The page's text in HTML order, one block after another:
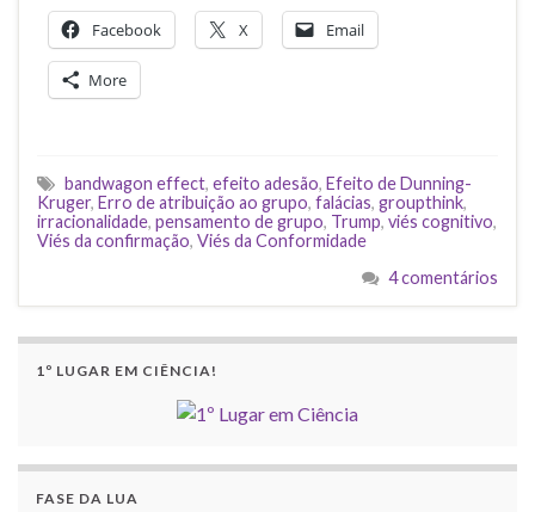
Facebook X Email
More
bandwagon effect, efeito adesão, Efeito de Dunning-
Kruger, Erro de atribuição ao grupo, falácias, groupthink,
irracionalidade, pensamento de grupo, Trump, viés cognitivo,
Viés da confirmação, Viés da Conformidade
4 comentários
1º LUGAR EM CIÊNCIA!
FASE DA LUA